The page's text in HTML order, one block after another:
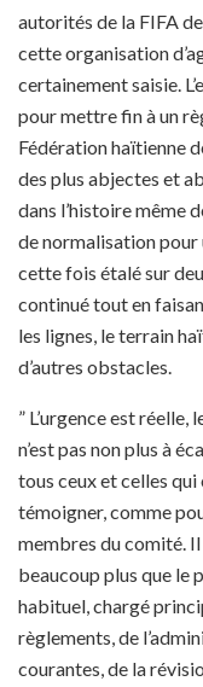
autorités de la FIFA
cette organisation
certainement saisie.
pour mettre fin à un
Fédération haïtienne
des plus abjectes et
dans l’histoire même
de normalisation pour
cette fois étalé sur
continué tout en
les lignes, le terrain
d’autres obstacles.
” L’urgence est
n’est pas non plus à
tous ceux et celles qui
témoigner, comme
membres du comité.
beaucoup plus que le
habituel, chargé
règlements, de
courantes, de la